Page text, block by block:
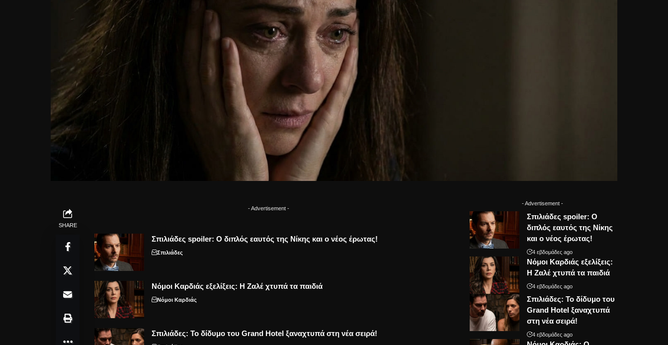
SHARE
- Advertisement -
Σπιλιάδες spoiler: Ο διπλός εαυτός της Νίκης και ο νέος έρωτας!
Σπιλιάδες
Νόμοι Καρδιάς εξελίξεις: Η Ζαλέ χτυπά τα παιδιά
Νόμοι Καρδιάς
Σπιλιάδες: Το δίδυμο του Grand Hotel ξαναχτυπά στη νέα σειρά!
- Advertisement -
Σπιλιάδες spoiler: Ο
διπλός εαυτός της Νίκης
και ο νέος έρωτας!
4 εβδομάδες ago
Νόμοι Καρδιάς εξελίξεις:
Η Ζαλέ χτυπά τα παιδιά
4 εβδομάδες ago
Σπιλιάδες: Το δίδυμο του
Grand Hotel ξαναχτυπά
στη νέα σειρά!
4 εβδομάδες ago